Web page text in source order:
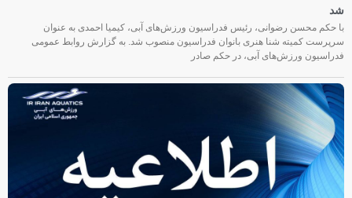
شد
با حکم محسن رضوانی، رئیس فدراسیون ورزش‌های آبی، کیمیا احمدی به عنوان
سرپرست کمیته شنا هنری بانوان فدراسیون منصوب شد. به گزارش روابط عمومی
فدراسیون ورزش‌های آبی، در حکم صادر